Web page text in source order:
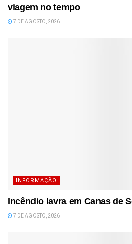
viagem no tempo
7 DE AGOSTO, 2026
INFORMAÇÃO
Incêndio lavra em Canas de
7 DE AGOSTO, 2026